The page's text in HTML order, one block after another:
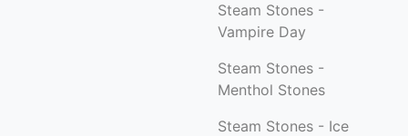
Steam Stones -
Vampire Day
Steam Stones -
Menthol Stones
Steam Stones - Ice